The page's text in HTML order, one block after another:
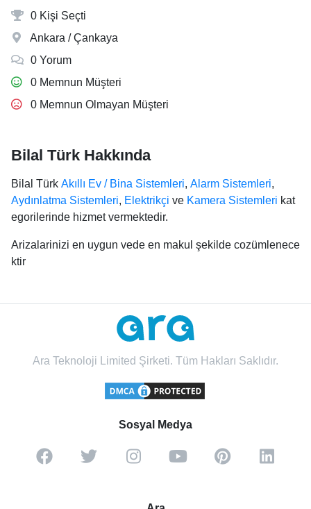
0 Kişi Seçti
Ankara / Çankaya
0 Yorum
0 Memnun Müşteri
0 Memnun Olmayan Müşteri
Bilal Türk Hakkında
Bilal Türk Akıllı Ev / Bina Sistemleri, Alarm Sistemleri,
Aydınlatma Sistemleri, Elektrikçi ve Kamera Sistemleri kat
egorilerinde hizmet vermektedir.
Arizalarinizi en uygun vede en makul şekilde cozümlenece
ktir
Ara Teknoloji Limited Şirketi. Tüm Hakları Saklıdır.
Sosyal Medya